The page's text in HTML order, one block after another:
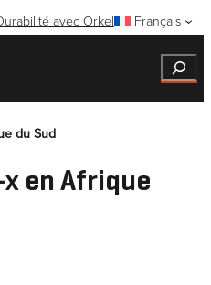
avec Orkel Français
Search
du Sud
en Afrique